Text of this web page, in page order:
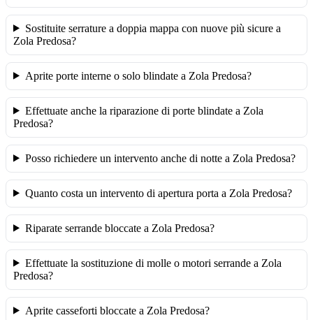
Sostituite serrature a doppia mappa con nuove più sicure a
Zola Predosa?
Aprite porte interne o solo blindate a Zola Predosa?
Effettuate anche la riparazione di porte blindate a Zola
Predosa?
Posso richiedere un intervento anche di notte a Zola Predosa?
Quanto costa un intervento di apertura porta a Zola Predosa?
Riparate serrande bloccate a Zola Predosa?
Effettuate la sostituzione di molle o motori serrande a Zola
Predosa?
Aprite casseforti bloccate a Zola Predosa?